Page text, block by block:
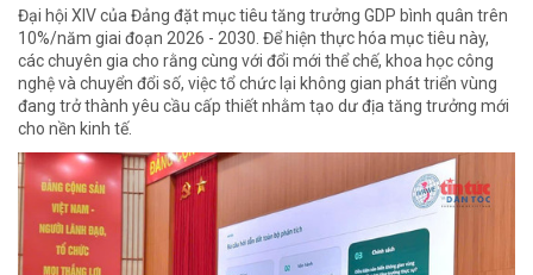
Đại hội XIV của Đảng đặt mục tiêu tăng trưởng GDP bình quân trên
10%/năm giai đoạn 2026 - 2030. Để hiện thực hóa mục tiêu này,
các chuyên gia cho rằng cùng với đổi mới thể chế, khoa học công
nghệ và chuyển đổi số, việc tổ chức lại không gian phát triển vùng
đang trở thành yêu cầu cấp thiết nhằm tạo dư địa tăng trưởng mới
cho nền kinh tế.